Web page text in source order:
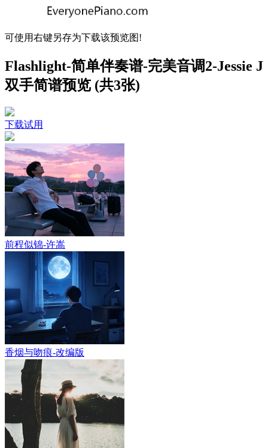
可使用右键另存为下载该预览图!
Flashlight-简单伴奏谱-完美音调2-Jessie J
双手简谱预览 (共3张)
下载试用
前程似锦-许嵩
香烟与吻痕-改编版